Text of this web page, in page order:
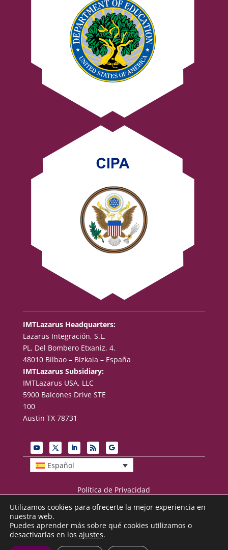
IMTLazarus Headquarters:
Lazarus Integración, S.L.
PL. Del Bombero Etxaniz, 4.
48010 Bilbao – Bizkaia – España
IMTLazarus Subsidiary:
IMTLazarus USA, LLC
5900 Balcones Drive STE
100
Austin TX 78731
Español
Política de Privacidad
Aviso legal
© 2026 IMTLazarus (Lazarus Integración, S.L.)
Utilizamos cookies para ofrecerte la mejor experiencia en
nuestra web.
Puedes aprender más sobre qué cookies utilizamos o
desactivarlas en los ajustes.